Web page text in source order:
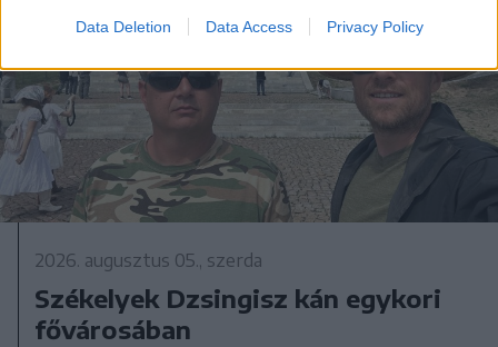
Data Deletion Data Access Privacy Policy
2026. augusztus 05., szerda
Székelyek Dzsingisz kán egykori
fővárosában